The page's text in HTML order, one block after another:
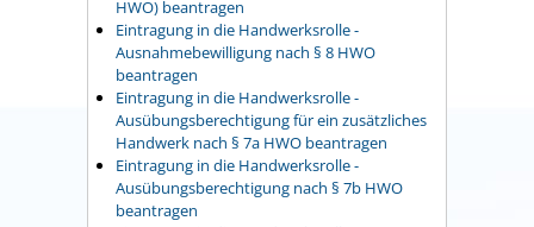
HWO) beantragen
Eintragung in die Handwerksrolle -
Ausnahmebewilligung nach § 8 HWO
beantragen
Eintragung in die Handwerksrolle -
Ausübungsberechtigung für ein zusätzliches
Handwerk nach § 7a HWO beantragen
Eintragung in die Handwerksrolle -
Ausübungsberechtigung nach § 7b HWO
beantragen